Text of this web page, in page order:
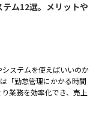
ム12選。メリットや
システムを使えばいいのか
「勤怠管理にかかる時間
業務を効率化でき、売上